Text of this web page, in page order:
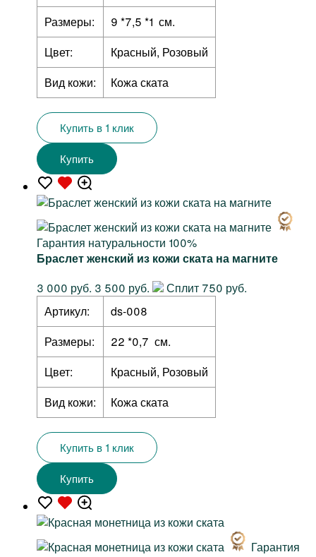
Размеры:
9 *7,5 *1 см.
Цвет:
Красный, Розовый
Вид кожи:
Кожа ската
Купить в 1 клик
Купить
Гарантия натуральности 100%
Браслет женский из кожи ската на магните
3 000 руб. 3 500 руб.
Сплит 750 руб.
Артикул:
ds-008
Размеры:
22 *0,7 см.
Цвет:
Красный, Розовый
Вид кожи:
Кожа ската
Купить в 1 клик
Купить
Гарантия